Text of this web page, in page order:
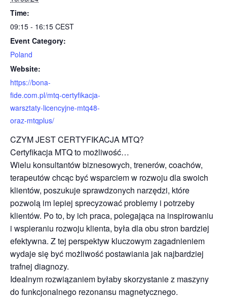
Time:
09:15 - 16:15 CEST
Event Category:
Poland
Website:
https://bona-
fide.com.pl/mtq-certyfikacja-
warsztaty-licencyjne-mtq48-
oraz-mtqplus/
CZYM JEST CERTYFIKACJA MTQ?
Certyfikacja MTQ to możliwość…
Wielu konsultantów biznesowych, trenerów, coachów,
terapeutów chcąc być wsparciem w rozwoju dla swoich
klientów, poszukuje sprawdzonych narzędzi, które
pozwolą im lepiej sprecyzować problemy i potrzeby
klientów. Po to, by ich praca, polegająca na inspirowaniu
i wspieraniu rozwoju klienta, była dla obu stron bardziej
efektywna. Z tej perspektyw kluczowym zagadnieniem
wydaje się być możliwość postawiania jak najbardziej
trafnej diagnozy.
Idealnym rozwiązaniem byłaby skorzystanie z maszyny
do funkcjonalnego rezonansu magnetycznego.